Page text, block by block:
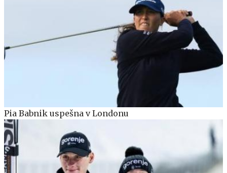
Pia Babnik uspešna v Londonu